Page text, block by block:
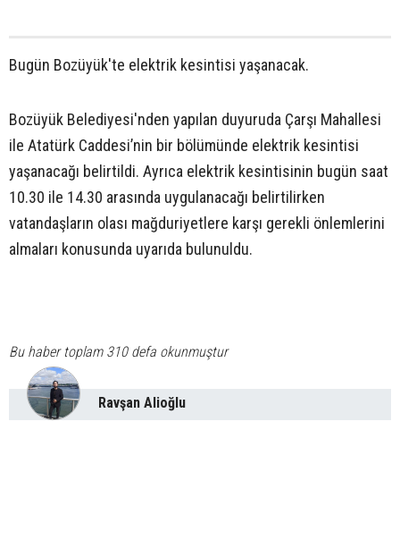
Bugün Bozüyük'te elektrik kesintisi yaşanacak.
Bozüyük Belediyesi'nden yapılan duyuruda Çarşı Mahallesi
ile Atatürk Caddesi’nin bir bölümünde elektrik kesintisi
yaşanacağı belirtildi. Ayrıca elektrik kesintisinin bugün saat
10.30 ile 14.30 arasında uygulanacağı belirtilirken
vatandaşların olası mağduriyetlere karşı gerekli önlemlerini
almaları konusunda uyarıda bulunuldu.
Bu haber toplam 310 defa okunmuştur
Ravşan Alioğlu